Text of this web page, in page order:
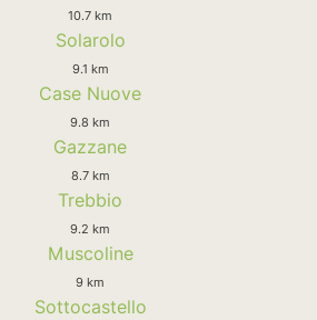
10.7 km
Solarolo
9.1 km
Case Nuove
9.8 km
Gazzane
8.7 km
Trebbio
9.2 km
Muscoline
9 km
Sottocastello